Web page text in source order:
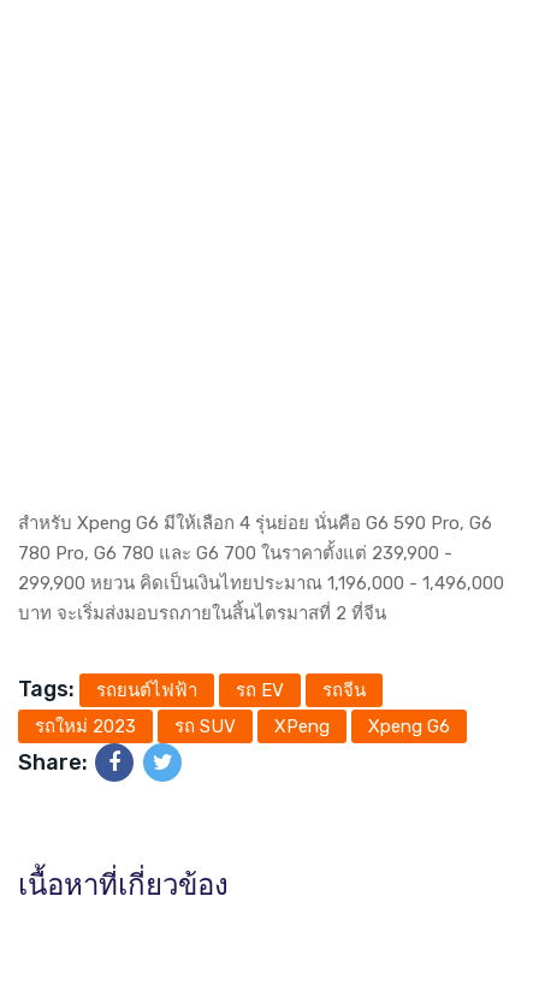
สำหรับ Xpeng G6 มีให้เลือก 4 รุ่นย่อย นั่นคือ G6 590 Pro, G6
780 Pro, G6 780 และ G6 700 ในราคาตั้งแต่ 239,900 -
299,900 หยวน คิดเป็นเงินไทยประมาณ 1,196,000 - 1,496,000
บาท จะเริ่มส่งมอบรถภายในสิ้นไตรมาสที่ 2 ที่จีน
Tags: รถยนต์ไฟฟ้า รถ EV
รถจีน
รถใหม่ 2023
รถ SUV XPeng Xpeng G6
Share:
เนื้อหาที่เกี่ยวข้อง